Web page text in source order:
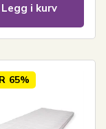
Legg i kurv
65%